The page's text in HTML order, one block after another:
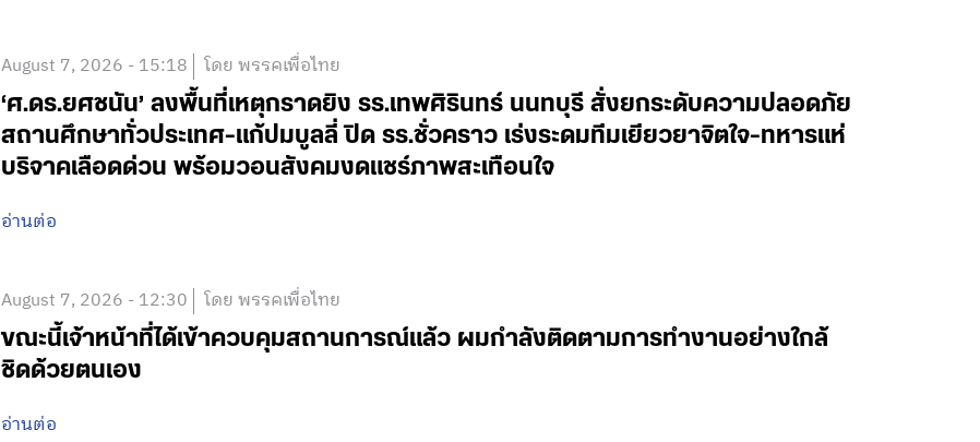
August 7, 2026 - 15:18 โดย พรรคเพื่อไทย
‘ศ.ดร.ยศชนัน’ ลงพื้นที่เหตุกราดยิง รร.เทพศิรินทร์ นนทบุรี สั่งยกระดับความปลอดภัย
สถานศึกษาทั่วประเทศ-แก้ปมบูลลี่ ปิด รร.ชั่วคราว เร่งระดมทีมเยียวยาจิตใจ-ทหารแห่
บริจาคเลือดด่วน พร้อมวอนสังคมงดแชร์ภาพสะเทือนใจ
อ่านต่อ
August 7, 2026 - 12:30 โดย พรรคเพื่อไทย
ขณะนี้เจ้าหน้าที่ได้เข้าควบคุมสถานการณ์แล้ว ผมกำลังติดตามการทำงานอย่างใกล้
ชิดด้วยตนเอง
อ่านต่อ